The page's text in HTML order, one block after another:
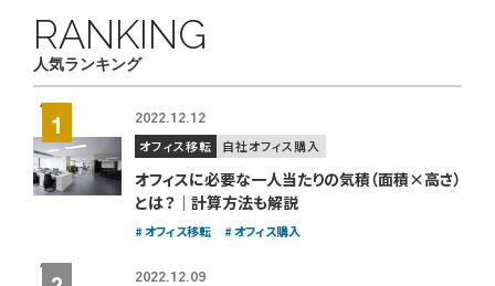
人気ランキング
RANKING
2022.12.12
オフィス移転 自社オフィス購入
オフィスに必要な一人当たりの気積（面積×高さ）
とは？｜計算方法も解説
オフィス移転 オフィス購入
2022.12.09